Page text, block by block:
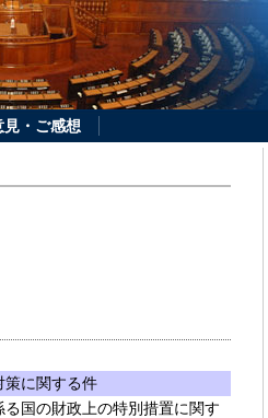
見・ご感想
策に関する件
国の財政上の特別措置に関す